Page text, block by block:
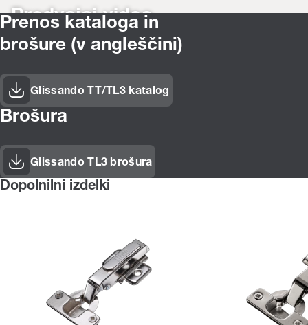
Predvajaj video
Prenos kataloga in
brošure (v angleščini)
Glissando TT/TL3 katalog
Brošura
Glissando TL3 brošura(Odpre se v novem oknu)
Dopolnilni izdelki